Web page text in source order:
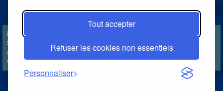
Tout accepter
Refuser les cookies non essentiels
Personnaliser
Carte cadeau spa Châtel-Guyon
LesCuristes.fr participe et est conforme à l'ensemble des
Spécifications et Politiques du Transparency & Consent Framework
de l'IAB Europe et utilise la Consent Management Platform n°92.
Vous pouvez modifier vos choix à tout moment encliquant ici.